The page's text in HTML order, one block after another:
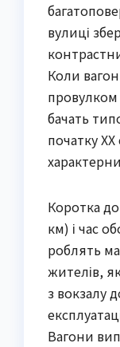
вулиці
Коли
бачать
початку
Коротка
км) і час
роблять
жителів,
з вокзалу
Вагони